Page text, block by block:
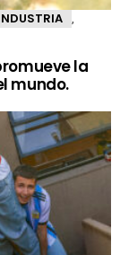
la
mundo.